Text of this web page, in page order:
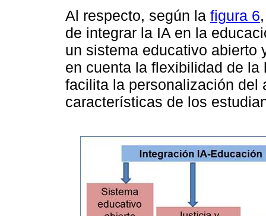
Al respecto, según la figura 6
de integrar la IA en la
un sistema educativo abierto
en cuenta la flexibilidad de la
facilita la personalización del
características de los